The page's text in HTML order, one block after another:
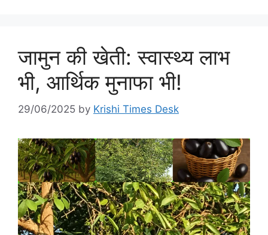
जामुन की खेती: स्वास्थ्य लाभ
भी, आर्थिक मुनाफा भी!
29/06/2025 by Krishi Times Desk